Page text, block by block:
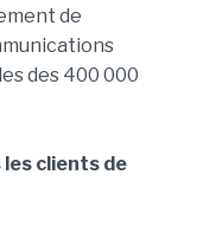
de
des 400 000
clients de